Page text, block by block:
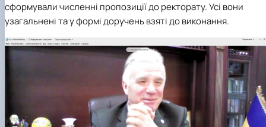
сформували численні пропозиції до ректорату. Усі вони
узагальнені та у формі доручень взяті до виконання.